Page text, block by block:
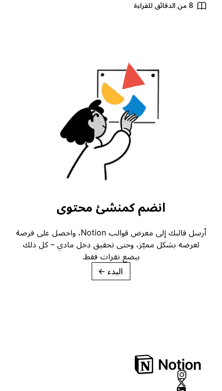
8 من الدقائق للقراءة
انضم كمنشئ محتوى
أرسل قالبك إلى معرض قوالب Notion، واحصل على فرصة
لعرضه بشكل مميّز، وحتى تحقيق دخل مادي – كل ذلك
ببضع نقرات فقط.
→